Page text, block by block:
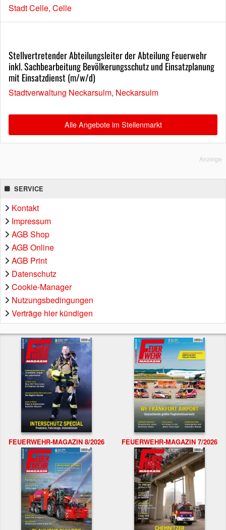
Stadt Celle, Celle
Stellvertretender Abteilungsleiter der Abteilung Feuerwehr
inkl. Sachbearbeitung Bevölkerungsschutz und Einsatzplanung
mit Einsatzdienst (m/w/d)
Stadtverwaltung Neckarsulm, Neckarsulm
Alle Angebote im Stellenmarkt
Anzeige
SERVICE
Kontakt
Impressum
AGB Shop
AGB Online
AGB Print
Datenschutz
Cookie-Manager
Nutzungsbedingungen
Verträge hier kündigen
FEUERWEHR-MAGAZIN 8/2026 FEUERWEHR-MAGAZIN 7/2026